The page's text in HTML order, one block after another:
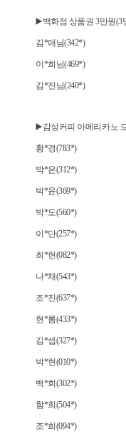
▶️백화점 상품권 3만원(3
김*애님(342*)
이*희님(469*)
김*진님(240*)
▶️감성커피 아메리카노
황*경(783*)
박*은(312*)
박*윤(369*)
박*도(560*)
이*단(257*)
최*현(082*)
나*채(543*)
조*진(637*)
현*롬(433*)
김*셉(327*)
박*현(010*)
백*희(302*)
함*희(504*)
조*희(094*)